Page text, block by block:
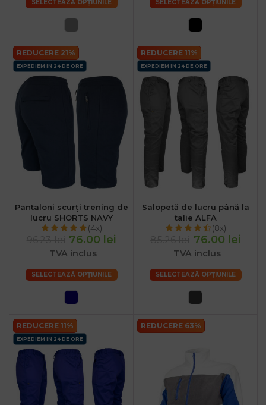
SELECTEAZĂ OPȚIUNILE SELECTEAZĂ OPȚIUNILE
REDUCERE 21%
EXPEDIEM IN 24 DE ORE
Pantaloni scurți trening de
lucru SHORTS NAVY
(4x)
76.00 lei
TVA inclus
SELECTEAZĂ OPȚIUNILE
REDUCERE 11%
EXPEDIEM IN 24 DE ORE
Salopetă de lucru până la
talie ALFA
(8x)
76.00 lei
TVA inclus
SELECTEAZĂ OPȚIUNILE
REDUCERE 11%
EXPEDIEM IN 24 DE ORE
REDUCERE 63%